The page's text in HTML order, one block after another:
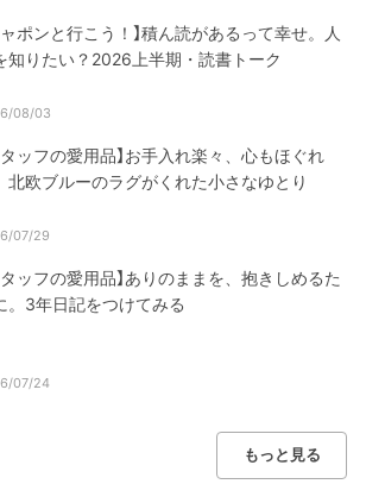
ャポンと行こう！】積ん読があるって幸せ。人
知りたい？2026上半期・読書トーク
08/03
タッフの愛用品】お手入れ楽々、心もほぐれ
北欧ブルーのラグがくれた小さなゆとり
07/29
タッフの愛用品】ありのままを、抱きしめるた
。3年日記をつけてみる
07/24
もっと見る